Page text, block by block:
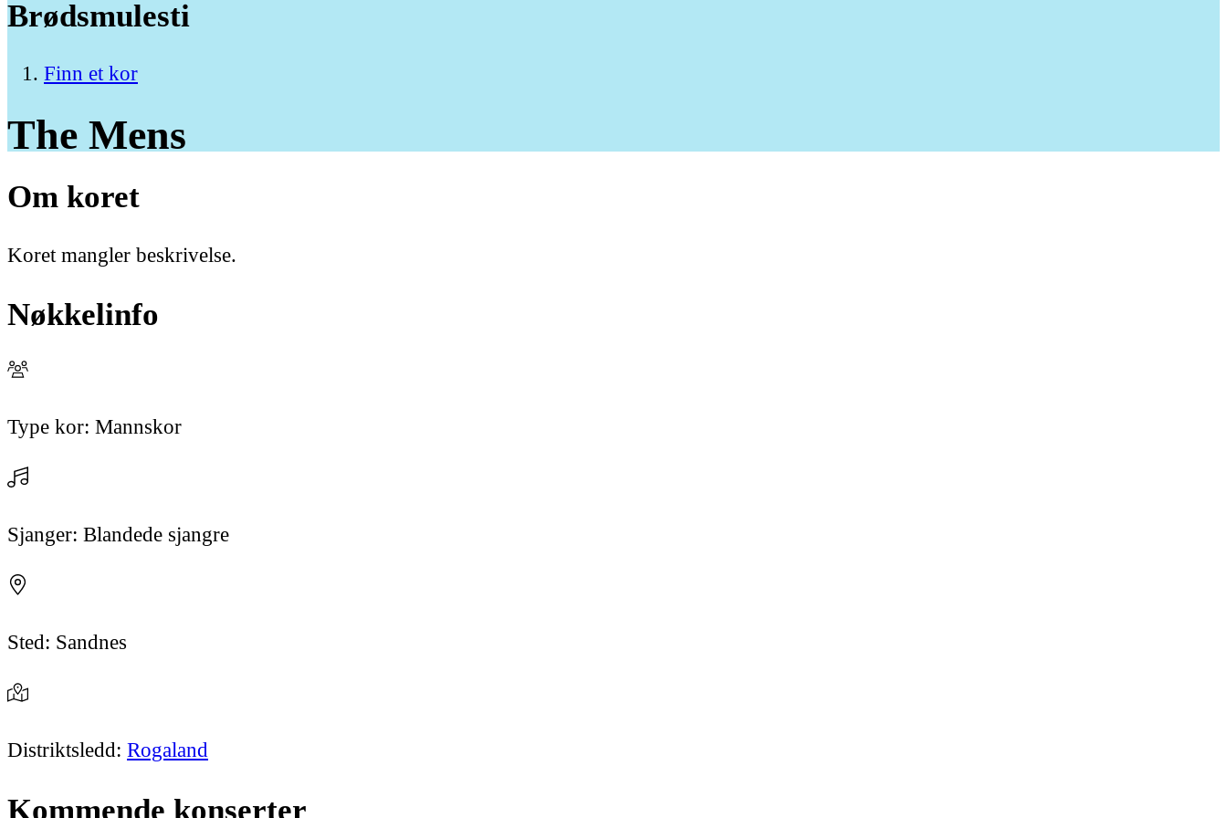
Brødsmulesti
Finn et kor
The Mens
Om koret
Koret mangler beskrivelse.
Nøkkelinfo
Type kor: Mannskor
Sjanger: Blandede sjangre
Sted: Sandnes
Distriktsledd: Rogaland
Kommende konserter